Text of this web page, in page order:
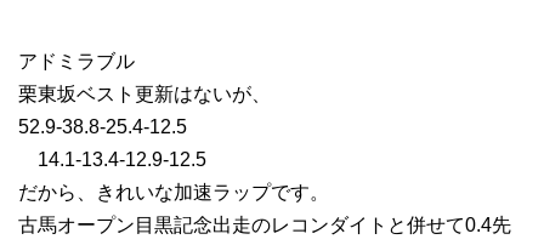
アドミラブル
栗東坂ベスト更新はないが、
52.9-38.8-25.4-12.5
14.1-13.4-12.9-12.5
だから、きれいな加速ラップです。
古馬オープン目黒記念出走のレコンダイトと併せて0.4先